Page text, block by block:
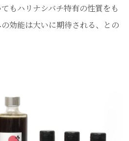
もハリナシバチ特有の性質をも
効能は大いに期待される、との